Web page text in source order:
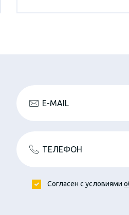
E-MAIL
ТЕЛЕФОН
Согласен с условиями